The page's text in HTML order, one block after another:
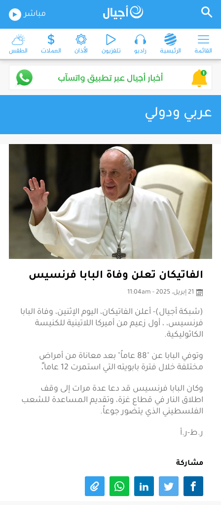
مباشر
القائمة الرئيسية راديو تلفزيون الأذان العملات الطقس
عربي ودولي
الفاتيكان تعلن وفاة البابا فرنسيس
21 إبريل، 2025 - 11:04am
(شبكة أجيال)- أعلن الفاتيكان، اليوم الإثنين، وفاة البابا
فرنسيس، ، أول زعيم من أميركا اللاتينية للكنيسة
الكاثوليكية.
وتوفي البابا عن "88 عاماً" بعد معاناة من أمراض
مختلفة خلال فترة بابويته التي استمرت 12 عاما.ً
وكان البابا فرنسيس قد دعا عدة مرات إلى وقف
اطلاق النار في قطاع غزة، وتقديم المساعدة للشعب
الفلسطيني الذي يتضور جوعاً.
ر.ط-ر.أ
مشاركة